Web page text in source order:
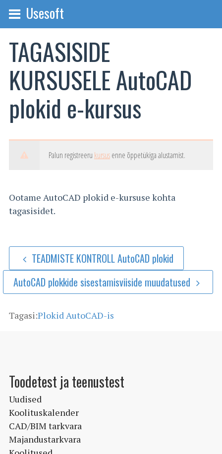
Usesoft
TAGASISIDE
KURSUSELE AutoCAD
plokid e-kursus
Palun registreeru kursusenne õppetükiga alustamist.
Ootame AutoCAD plokid e-kursuse kohta
tagasisidet.
TEADMISTE KONTROLL AutoCAD plokid
AutoCAD plokkide sisestamisviiside muudatused
Tagasi:Plokid AutoCAD-is
Toodetest ja teenustest
Uudised
Koolituskalender
CAD/BIM tarkvara
Majandustarkvara